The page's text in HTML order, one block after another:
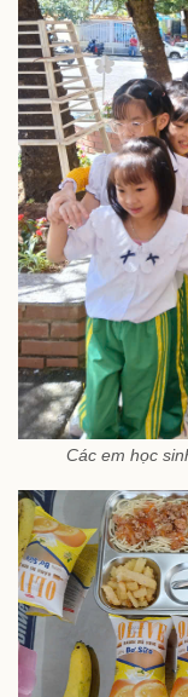
Các em học